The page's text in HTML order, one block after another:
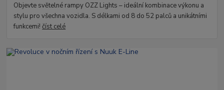
Objevte světelné rampy OZZ Lights – ideální kombinace výkonu a
stylu pro všechna vozidla. S délkami od 8 do 52 palců a unikátními
funkcemi!číst celé